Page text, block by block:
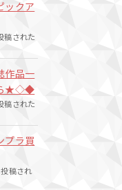
ックア
稿された
作品一
ら★◇◆
稿された
プラ買
稿され